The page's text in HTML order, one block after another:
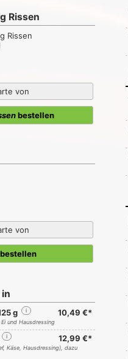
Rissen
Rissen
von
bestellen
von
g i 10,49 €*
und Hausdressing
i 12,99 €*
Käse, Hausdressing), dazu